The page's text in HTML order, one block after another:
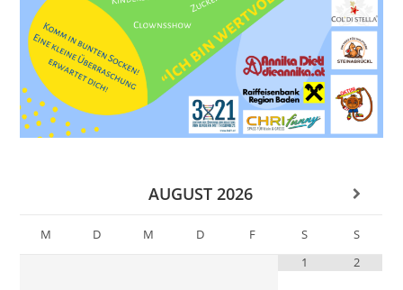
AUGUST 2026
M D M D F S
S
1
2